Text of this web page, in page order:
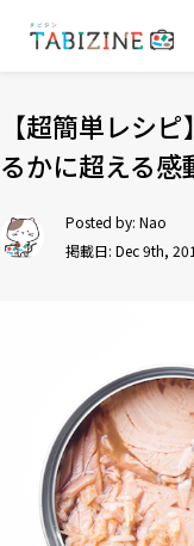
【超簡単レシ
るかに超える
Posted by: Nao
掲載日: Dec 9th,